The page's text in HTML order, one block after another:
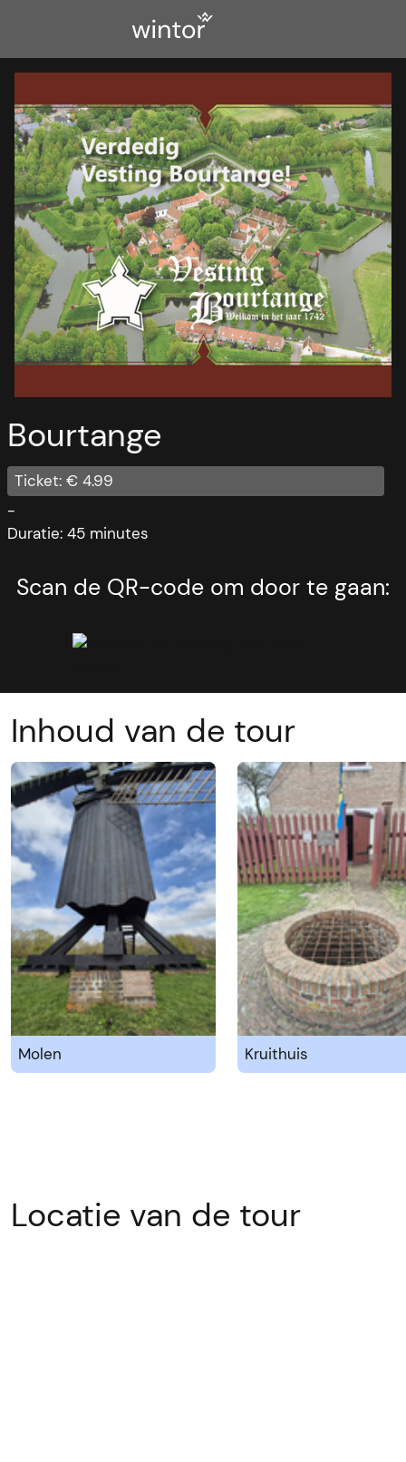
Bourtange
Ticket: € 4.99
-
Duratie: 45 minutes
Scan de QR-code om door te gaan:
Inhoud van de tour
Molen Kruithuis
Locatie van de tour